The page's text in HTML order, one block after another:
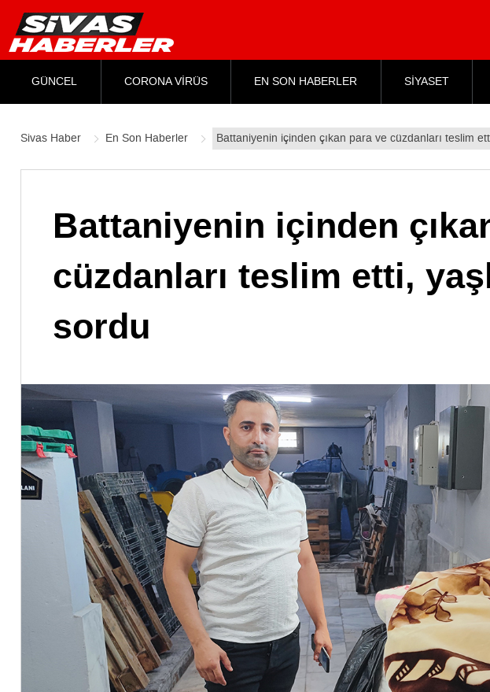
GÜNCEL CORONA VİRÜS EN SON HABERLER SİYASET
Sivas Haber En Son Haberler Battaniyenin içinden çıkan para ve cüzdanları teslim
Battaniyenin içinden
cüzdanları teslim etti,
sordu